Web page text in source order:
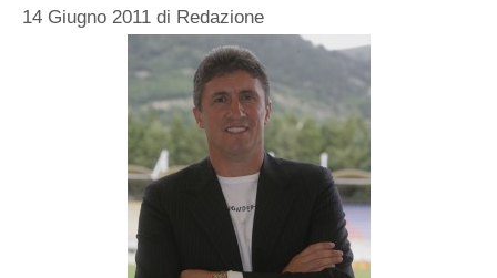
14 Giugno 2011 di Redazione